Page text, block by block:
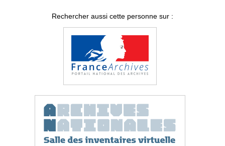
Rechercher aussi cette personne sur :